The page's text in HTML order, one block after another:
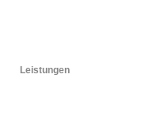
Leistungen